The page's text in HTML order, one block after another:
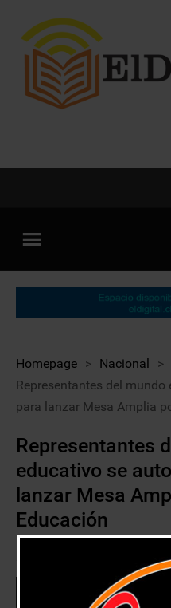
Homepage > Nacional
>
Representantes del
para lanzar Mesa Amplia
Representantes
educativo se
lanzar Mesa
Educación